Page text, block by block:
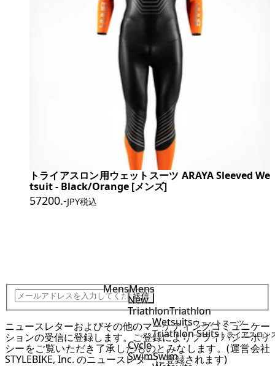
MensMens
New
TriathlonTriathlon
Wetsuitsウェットスーツ
Triathlon Suits トライアスロン
Cycle
SwimSwim
トライアスロン用ウェットスーツ ARAYA Sleeved We
tsuit - Black/Orange [メンズ]
57200.-JPY税込
送信
ニュースレターおよびその他のマーケティングコミュニケー
ションの受信に登録します。ご登録によりプライバシーポリ
シーをご覧いただき了承したものとみなします。(運営会社
STYLEBIKE, Inc. のニュースレターに登録されます)